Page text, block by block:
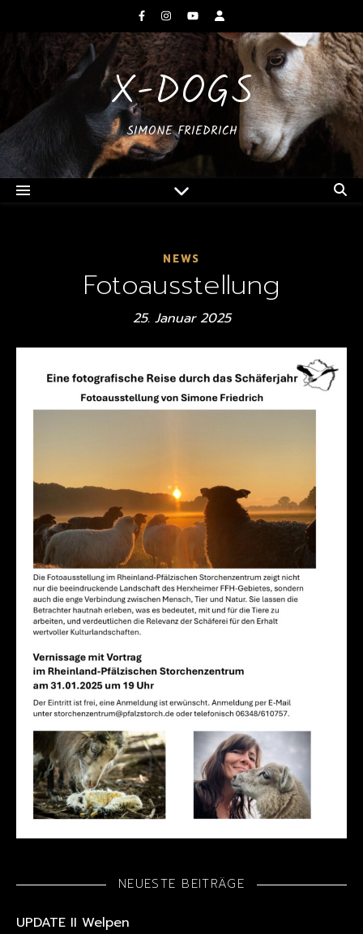
X-DOGS
SIMONE FRIEDRICH
NEWS
Fotoausstellung
25. Januar 2025
NEUESTE BEITRÄGE
UPDATE II Welpen